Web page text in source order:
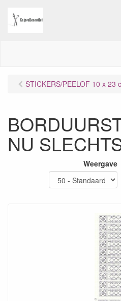
STICKERS/PEELOF 10 x 23
NU
Weergave